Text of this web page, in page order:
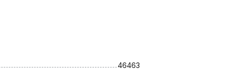
46463